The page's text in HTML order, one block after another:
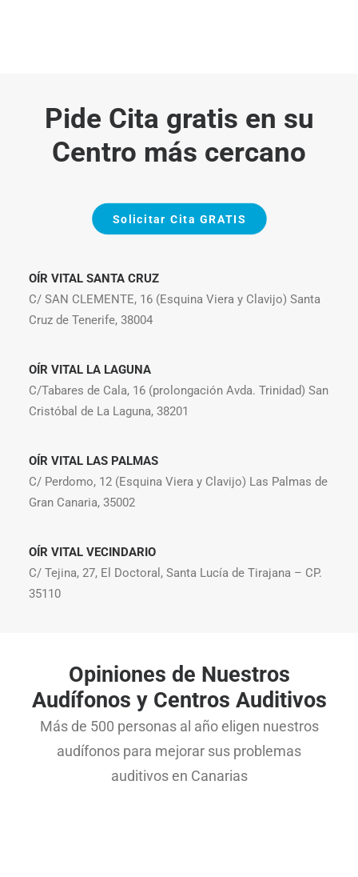
Pide Cita gratis en su
Centro más cercano
Solicitar Cita GRATIS
OÍR VITAL SANTA CRUZ
C/ SAN CLEMENTE, 16 (Esquina Viera y Clavijo) Santa
Cruz de Tenerife, 38004
OÍR VITAL LA LAGUNA
C/Tabares de Cala, 16 (prolongación Avda. Trinidad) San
Cristóbal de La Laguna, 38201
OÍR VITAL LAS PALMAS
C/ Perdomo, 12 (Esquina Viera y Clavijo) Las Palmas de
Gran Canaria, 35002
OÍR VITAL VECINDARIO
C/ Tejina, 27, El Doctoral, Santa Lucía de Tirajana – CP.
35110
Opiniones de Nuestros
Audífonos y Centros Auditivos
Más de 500 personas al año eligen nuestros
audífonos para mejorar sus problemas
auditivos en Canarias